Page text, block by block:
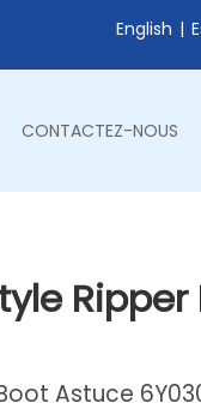
English |
CONTACTEZ-NOUS
Astuce